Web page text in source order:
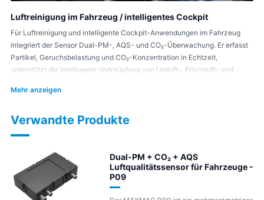
Luftreinigung im Fahrzeug / intelligentes Cockpit
Für Luftreinigung und intelligente Cockpit-Anwendungen im Fahrzeug
integriert der Sensor Dual-PM-, AQS- und CO₂-Überwachung. Er erfasst
Partikel, Geruchsbelastung und CO₂-Konzentration in Echtzeit,
unterstützt die intelligente Verknüpfung von Umluft-, Frischluft- und
Innenraum.
Mehr anzeigen
Verwandte Produkte
Dual-PM + CO₂ + AQS
Luftqualitätssensor für Fahrzeuge -
P09